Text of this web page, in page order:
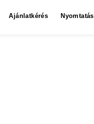
Ajánlatkérés Nyomtatás